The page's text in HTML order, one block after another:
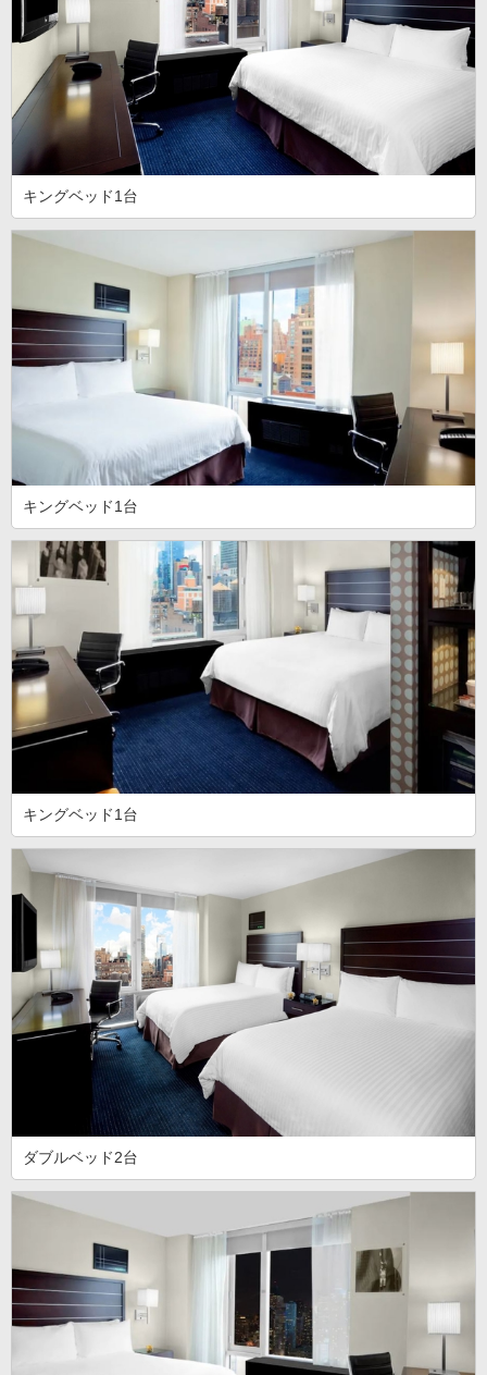
キングベッド1台
キングベッド1台
キングベッド1台
ダブルベッド2台